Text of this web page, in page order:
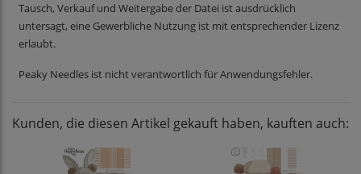
Tausch, Verkauf und Weitergabe der Datei ist ausdrücklich
untersagt, eine Gewerbliche Nutzung ist mit entsprechender Lizenz
erlaubt.
Peaky Needles ist nicht verantwortlich für Anwendungsfehler.
Kunden, die diesen Artikel gekauft haben, kauften auch: